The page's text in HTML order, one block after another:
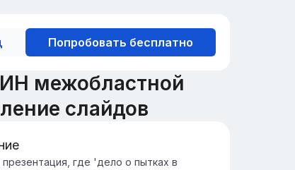
Попробовать бесплатно
межобластной
слайдов
в дело о пытках в
презентация, где 'дело о пытках в